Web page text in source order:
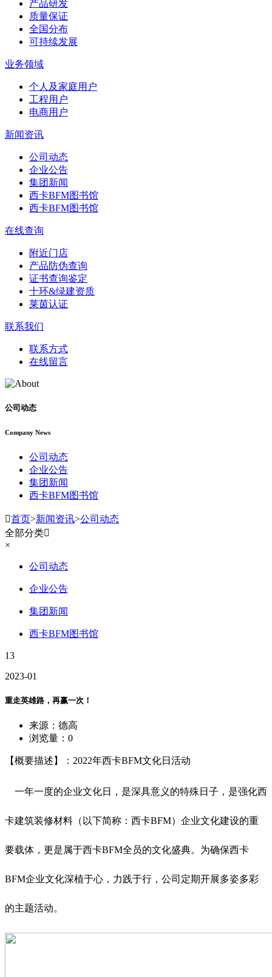
产品研发
质量保证
全国分布
可持续发展
业务领域
个人及家庭用户
工程用户
电商用户
新闻资讯
公司动态
企业公告
集团新闻
西卡BFM图书馆
西卡BFM图书馆
在线查询
附近门店
产品防伪查询
证书查询鉴定
十环&绿建资质
莱茵认证
联系我们
联系方式
在线留言
公司动态
Company News
公司动态
企业公告
集团新闻
西卡BFM图书馆
首页>新闻资讯>公司动态
全部分类
×
公司动态
企业公告
集团新闻
西卡BFM图书馆
13
2023-01
重走英雄路，再赢一次！
来源：德高
浏览量： 0
【概要描述】：2022年西卡BFM文化日活动
一年一度的企业文化日，是深具意义的特殊日子，是强化西
卡建筑装修材料（以下简称：西卡BFM）企业文化建设的重
要载体，更是属于西卡BFM全员的文化盛典。为确保西卡
BFM企业文化深植于心，力践于行，公司定期开展多姿多彩
的主题活动。